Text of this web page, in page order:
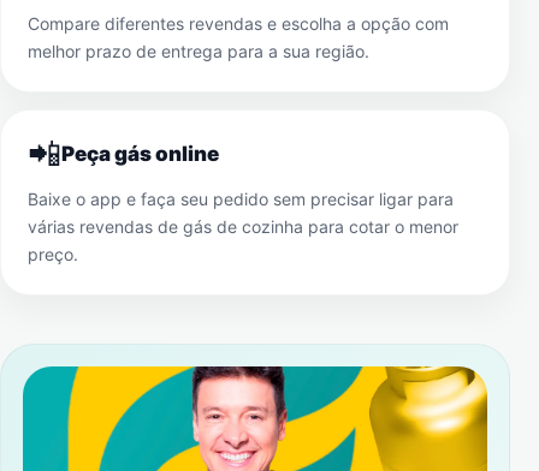
Compare diferentes revendas e escolha a opção com
melhor prazo de entrega para a sua região.
📲Peça gás online
Baixe o app e faça seu pedido sem precisar ligar para
várias revendas de gás de cozinha para cotar o menor
preço.